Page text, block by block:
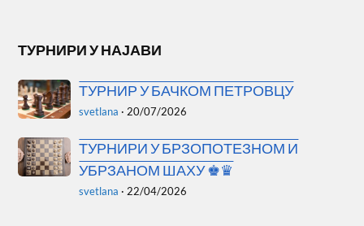
ТУРНИРИ У НАЈАВИ
ТУРНИР У БАЧКОМ ПЕТРОВЦУ
svetlana · 20/07/2026
ТУРНИРИ У БРЗОПОТЕЗНОМ И
УБРЗАНОМ ШАХУ ♚♛
svetlana · 22/04/2026